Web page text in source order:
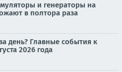
и генераторы на
в полтора раза
день? Главные события к
2026 года